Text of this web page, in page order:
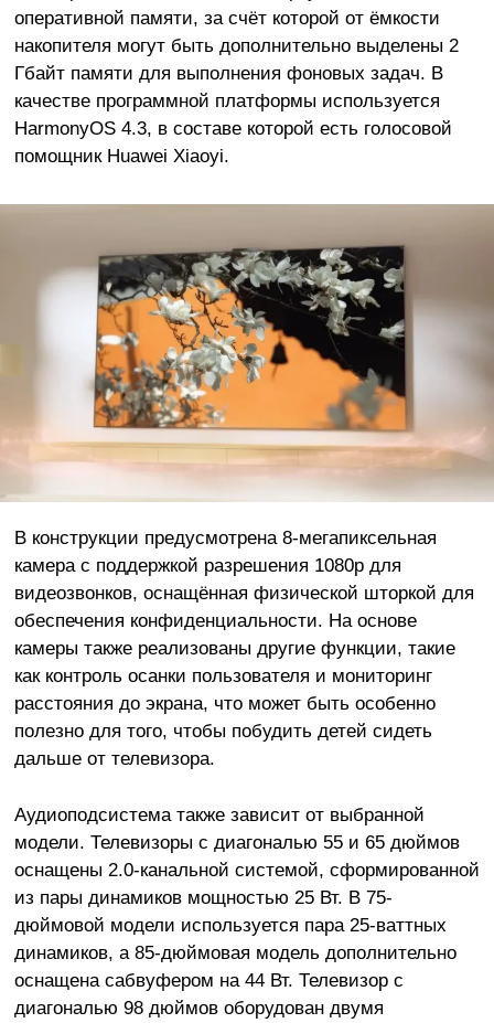
оперативной памяти, за счёт которой от ёмкости
накопителя могут быть дополнительно выделены 2
Гбайт памяти для выполнения фоновых задач. В
качестве программной платформы используется
HarmonyOS 4.3, в составе которой есть голосовой
помощник Huawei Xiaoyi.
В конструкции предусмотрена 8-мегапиксельная
камера с поддержкой разрешения 1080p для
видеозвонков, оснащённая физической шторкой для
обеспечения конфиденциальности. На основе
камеры также реализованы другие функции, такие
как контроль осанки пользователя и мониторинг
расстояния до экрана, что может быть особенно
полезно для того, чтобы побудить детей сидеть
дальше от телевизора.
Аудиоподсистема также зависит от выбранной
модели. Телевизоры с диагональю 55 и 65 дюймов
оснащены 2.0-канальной системой, сформированной
из пары динамиков мощностью 25 Вт. В 75-
дюймовой модели используется пара 25-ваттных
динамиков, а 85-дюймовая модель дополнительно
оснащена сабвуфером на 44 Вт. Телевизор с
диагональю 98 дюймов оборудован двумя